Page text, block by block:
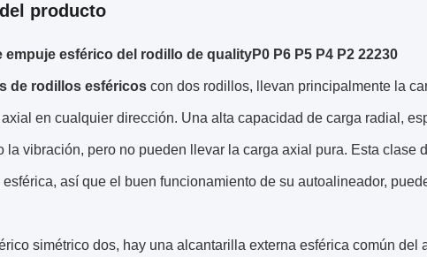
producto
esférico del rodillo de qualityP0 P6 P5 P4 P2 22230
de rodillos esféricos con dos rodillos, llevan principalmente la
en cualquier dirección. Una alta capacidad de carga radial,
la vibración, pero no pueden llevar la carga axial pura. Esta clase
así que el buen funcionamiento de su autoalineador,
simétrico dos, hay una alcantarilla externa esférica común